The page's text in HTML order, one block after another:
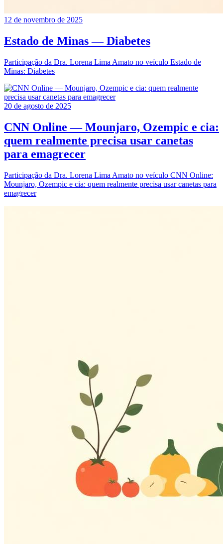
12 de novembro de 2025
Estado de Minas — Diabetes
Participação da Dra. Lorena Lima Amato no veículo Estado de
Minas: Diabetes
20 de agosto de 2025
CNN Online — Mounjaro, Ozempic e cia:
quem realmente precisa usar canetas
para emagrecer
Participação da Dra. Lorena Lima Amato no veículo CNN Online:
Mounjaro, Ozempic e cia: quem realmente precisa usar canetas para
emagrecer